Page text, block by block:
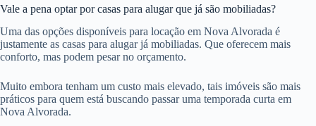
Vale a pena optar por casas para alugar que já são mobiliadas?
Uma das opções disponíveis para locação em Nova Alvorada é
justamente as casas para alugar já mobiliadas. Que oferecem mais
conforto, mas podem pesar no orçamento.
Muito embora tenham um custo mais elevado, tais imóveis são mais
práticos para quem está buscando passar uma temporada curta em
Nova Alvorada.